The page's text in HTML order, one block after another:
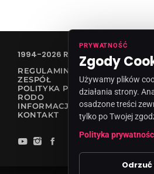
1994-2026 RADIO VANESSA
REGULAMIN KONKURSÓW
ZESPÓŁ
POLITYKA PRYWATNOŚCI
RODO
INFORMACJA O NADAWCY
KONTAKT
PRYWATNOŚĆ
Zgody
Używamy plików
działania strony.
osadzone treści
tylko po Twojej
Polityka